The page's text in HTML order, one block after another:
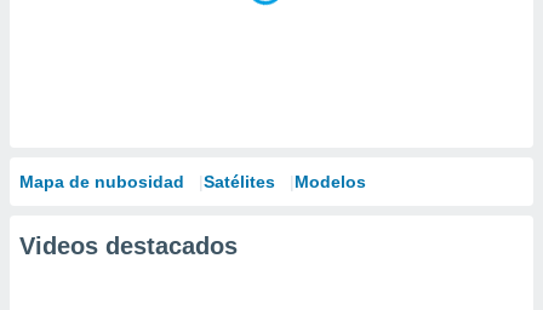
Mapa de nubosidad Satélites Modelos
Videos destacados